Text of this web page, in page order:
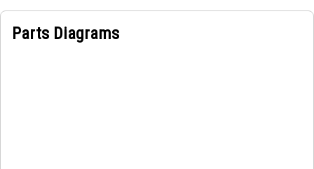
Parts Diagrams